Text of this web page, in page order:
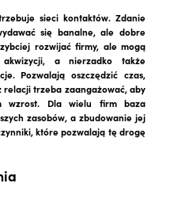
sieci kontaktów. Zdanie
się banalne, ale dobre
rozwijać firmy, ale mogą
a nierzadko także
Pozwalają oszczędzić czas,
trzeba zaangażować, aby
wzrost. Dla wielu firm baza
zasobów, a zbudowanie jej
które pozwalają tę drogę